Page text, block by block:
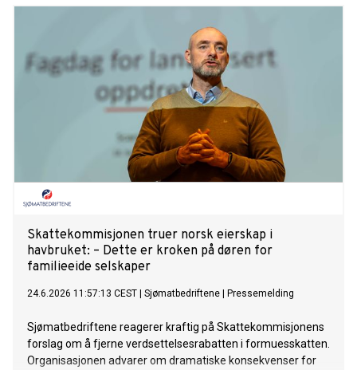
Skattekommisjonen truer norsk eierskap i
havbruket: – Dette er kroken på døren for
familieeide selskaper
24.6.2026 11:57:13 CEST Sjømatbedriftene Pressemelding
Sjømatbedriftene reagerer kraftig på Skattekommisjonens
forslag om å fjerne verdsettelsesrabatten i formuesskatten.
Organisasjonen advarer om dramatiske konsekvenser for